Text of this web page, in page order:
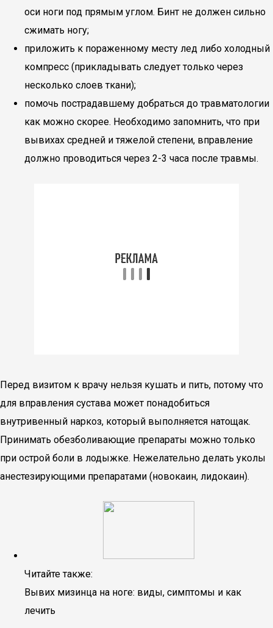
оси ноги под прямым углом. Бинт не должен сильно
сжимать ногу;
приложить к пораженному месту лед либо холодный
компресс (прикладывать следует только через
несколько слоев ткани);
помочь пострадавшему добраться до травматологии
как можно скорее. Необходимо запомнить, что при
вывихах средней и тяжелой степени, вправление
должно проводиться через 2-3 часа после травмы.
Перед визитом к врачу нельзя кушать и пить, потому что
для вправления сустава может понадобиться
внутривенный наркоз, который выполняется натощак.
Принимать обезболивающие препараты можно только
при острой боли в лодыжке. Нежелательно делать уколы
анестезирующими препаратами (новокаин, лидокаин).
Читайте также:
Вывих мизинца на ноге: виды, симптомы и как
лечить